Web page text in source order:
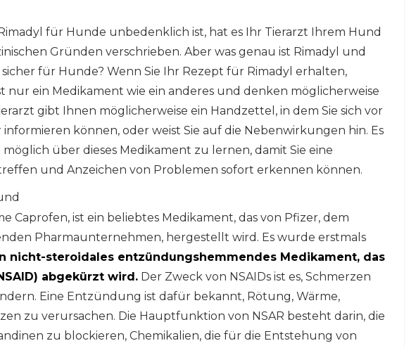
für Hunde unbedenklich ist, hat es Ihr Tierarzt Ihrem Hund
Gründen verschrieben. Aber was genau ist Rimadyl und
für Hunde? Wenn Sie Ihr Rezept für Rimadyl erhalten,
nur ein Medikament wie ein anderes und denken möglicherweise
gibt Ihnen möglicherweise ein Handzettel, in dem Sie sich vor
können, oder weist Sie auf die Nebenwirkungen hin. Es
möglich über dieses Medikament zu lernen, damit Sie eine
und Anzeichen von Problemen sofort erkennen können.
Caprofen, ist ein beliebtes Medikament, das von Pfizer, dem
Pharmaunternehmen, hergestellt wird. Es wurde erstmals
nicht-steroidales entzündungshemmendes Medikament, das
abgekürzt wird. Der Zweck von NSAIDs ist es, Schmerzen
Eine Entzündung ist dafür bekannt, Rötung, Wärme,
zu verursachen. Die Hauptfunktion von NSAR besteht darin, die
zu blockieren, Chemikalien, die für die Entstehung von